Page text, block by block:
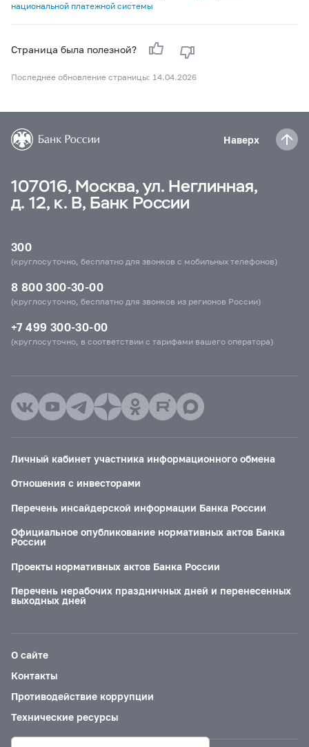
национальной платежной системы
Страница была полезной?
Последнее обновление страницы: 14.04.2026
Наверх
107016, Москва, ул. Неглинная,
д. 12, к. В, Банк России
300
(круглосуточно, бесплатно для звонков с мобильных телефонов)
8 800 300-30-00
(круглосуточно, бесплатно для звонков из регионов России)
+7 499 300-30-00
(круглосуточно, в соответствии с тарифами вашего оператора)
Личный кабинет участника информационного обмена
Отношения с инвесторами
Перечень инсайдерской информации Банка России
Официальное опубликование нормативных актов Банка
России
Проекты нормативных актов Банка России
Перечень нерабочих праздничных дней и перенесенных
выходных дней
О сайте
Контакты
Противодействие коррупции
Технические ресурсы